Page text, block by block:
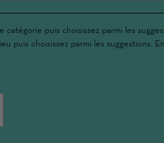
catégorie puis choisissez parmi les
puis choisissez parmi les suggestions.